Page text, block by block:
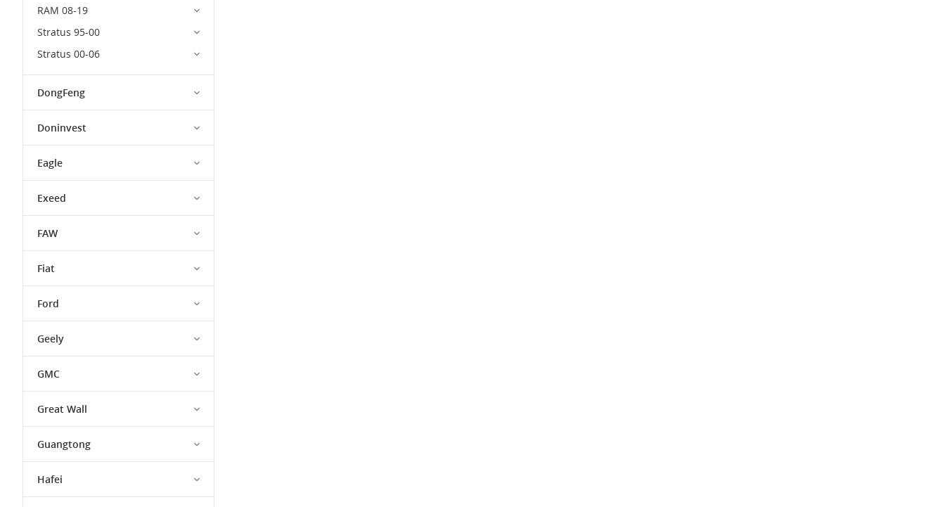
RAM 08-19
Stratus 95-00
Stratus 00-06
DongFeng
Doninvest
Eagle
Exeed
FAW
Fiat
Ford
Geely
GMC
Great Wall
Guangtong
Hafei